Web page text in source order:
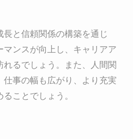
長と信頼関係の構築を通じ
マンスが向上し、キャリアア
れるでしょう。また、人間関
仕事の幅も広がり、より充実
ことでしょう。